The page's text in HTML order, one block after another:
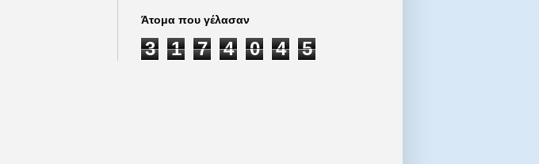
Άτομα που γέλασαν
3 1 7 4 0 4 5